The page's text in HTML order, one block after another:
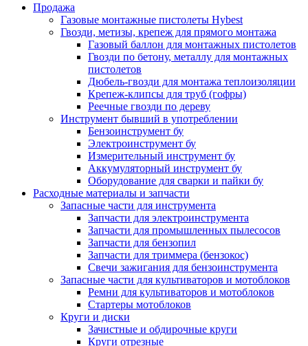
Продажа
Газовые монтажные пистолеты Hybest
Гвозди, метизы, крепеж для прямого монтажа
Газовый баллон для монтажных пистолетов
Гвозди по бетону, металлу для монтажных
пистолетов
Дюбель-гвозди для монтажа теплоизоляции
Крепеж-клипсы для труб (гофры)
Реечные гвозди по дереву
Инструмент бывший в употреблении
Бензоинструмент бу
Электроинструмент бу
Измерительный инструмент бу
Аккумуляторный инструмент бу
Оборудование для сварки и пайки бу
Расходные материалы и запчасти
Запасные части для инструмента
Запчасти для электроинструмента
Запчасти для промышленных пылесосов
Запчасти для бензопил
Запчасти для триммера (бензокос)
Свечи зажигания для бензоинструмента
Запасные части для культиваторов и мотоблоков
Ремни для культиваторов и мотоблоков
Стартеры мотоблоков
Круги и диски
Зачистные и обдирочные круги
Круги отрезные